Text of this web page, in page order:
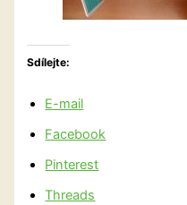
Sdílejte:
E-mail
Facebook
Pinterest
Threads